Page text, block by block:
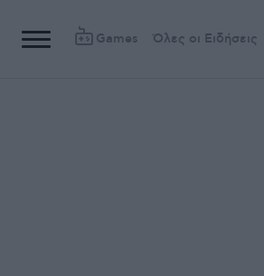
Games Όλες οι Ειδήσεις